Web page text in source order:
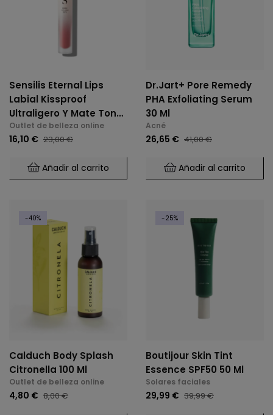
Sensilis Eternal Lips
Labial Kissproof
Ultraligero Y Mate Tono
03 Marta Masi
Outlet de belleza online
16,10 € 23,00 €
Añadir al carrito
Dr.Jart+ Pore Remedy
PHA Exfoliating Serum
30 Ml
Acné
26,65 € 41,00 €
Añadir al carrito
-40%
Calduch Body Splash
Citronella 100 Ml
Outlet de belleza online
4,80 € 8,00 €
-25%
Boutijour Skin Tint
Essence SPF50 50 Ml
Solares faciales
29,99 € 39,99 €